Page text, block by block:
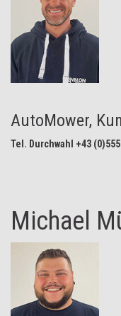
AutoMower,
Tel. Durchwahl +43
Michael